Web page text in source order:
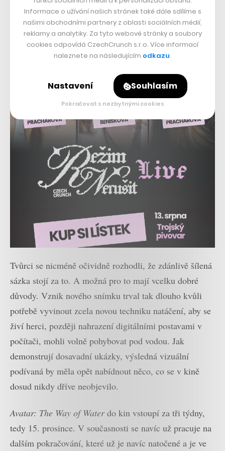
snížit počet projekcí, které se vejdou do programu – a
tím pochopitelně snížit příjmy.
Tvůrci se nicméně očividně rozhodli, že zdánlivě šílená
sázka stojí za to. A možná pro to mají vcelku dobré
důvody. Vznik nového snímku trval tak dlouho kvůli
potřebě vyvinout zcela novou techniku natáčení, aby se
živí herci, později nahrazení digitálními postavami v
počítači, mohli volně pohybovat pod vodou. Jak
demonstrují dosavadní ukázky, výsledná vizuální
podívaná by měla opět nabídnout něco, co se v kině
dosud nikdy dříve neobjevilo.
Avatar: The Way of Waterdo kin vstoupí za tři týdny,
tedy 15. prosince. V současnosti se navíc už pracuje na
dalším pokračování, které už je navíc natočené a je ve
Informace o užívání našich stránek také dále sdílíme s
našimi obchodními partnery z oblasti sociálních médií,
reklamy a analytiky. Za tyto webové stránky a soubory
cookies odpovídá CzechCrunch s.r.o. Více informací
naleznete na následujícím odkazu.
Nastavení Souhlasím
Pokračovat s nezbytnými cookies